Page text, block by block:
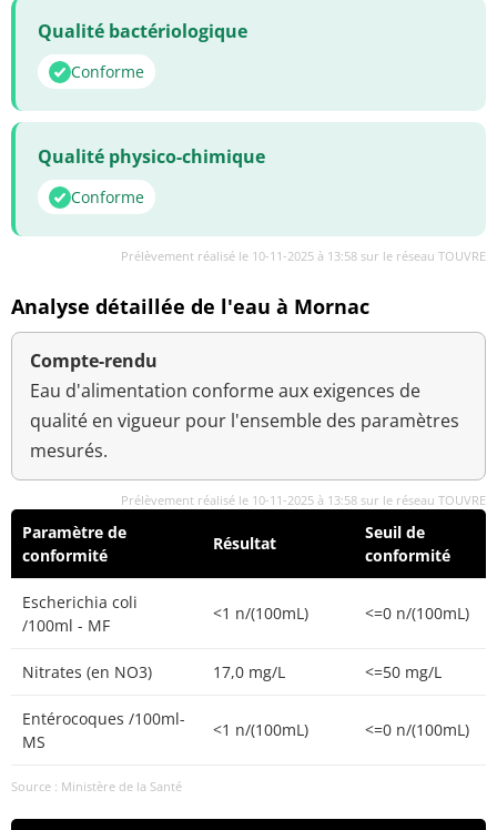
Qualité bactériologique
Conforme
Qualité physico-chimique
Conforme
Prélèvement réalisé le 10-11-2025 à 13:58 sur le réseau TOUVRE
Analyse détaillée de l'eau à Mornac
Compte-rendu
Eau d'alimentation conforme aux exigences de
qualité en vigueur pour l'ensemble des paramètres
mesurés.
Prélèvement réalisé le 10-11-2025 à 13:58 sur le réseau TOUVRE
Paramètre de
conformité
Résultat
Seuil de
conformité
Escherichia coli
/100ml - MF
<1 n/(100mL) <=0 n/(100mL)
Nitrates (en NO3) 17,0 mg/L <=50 mg/L
Entérocoques /100ml-
MS
<1 n/(100mL) <=0 n/(100mL)
Source : Ministère de la Santé